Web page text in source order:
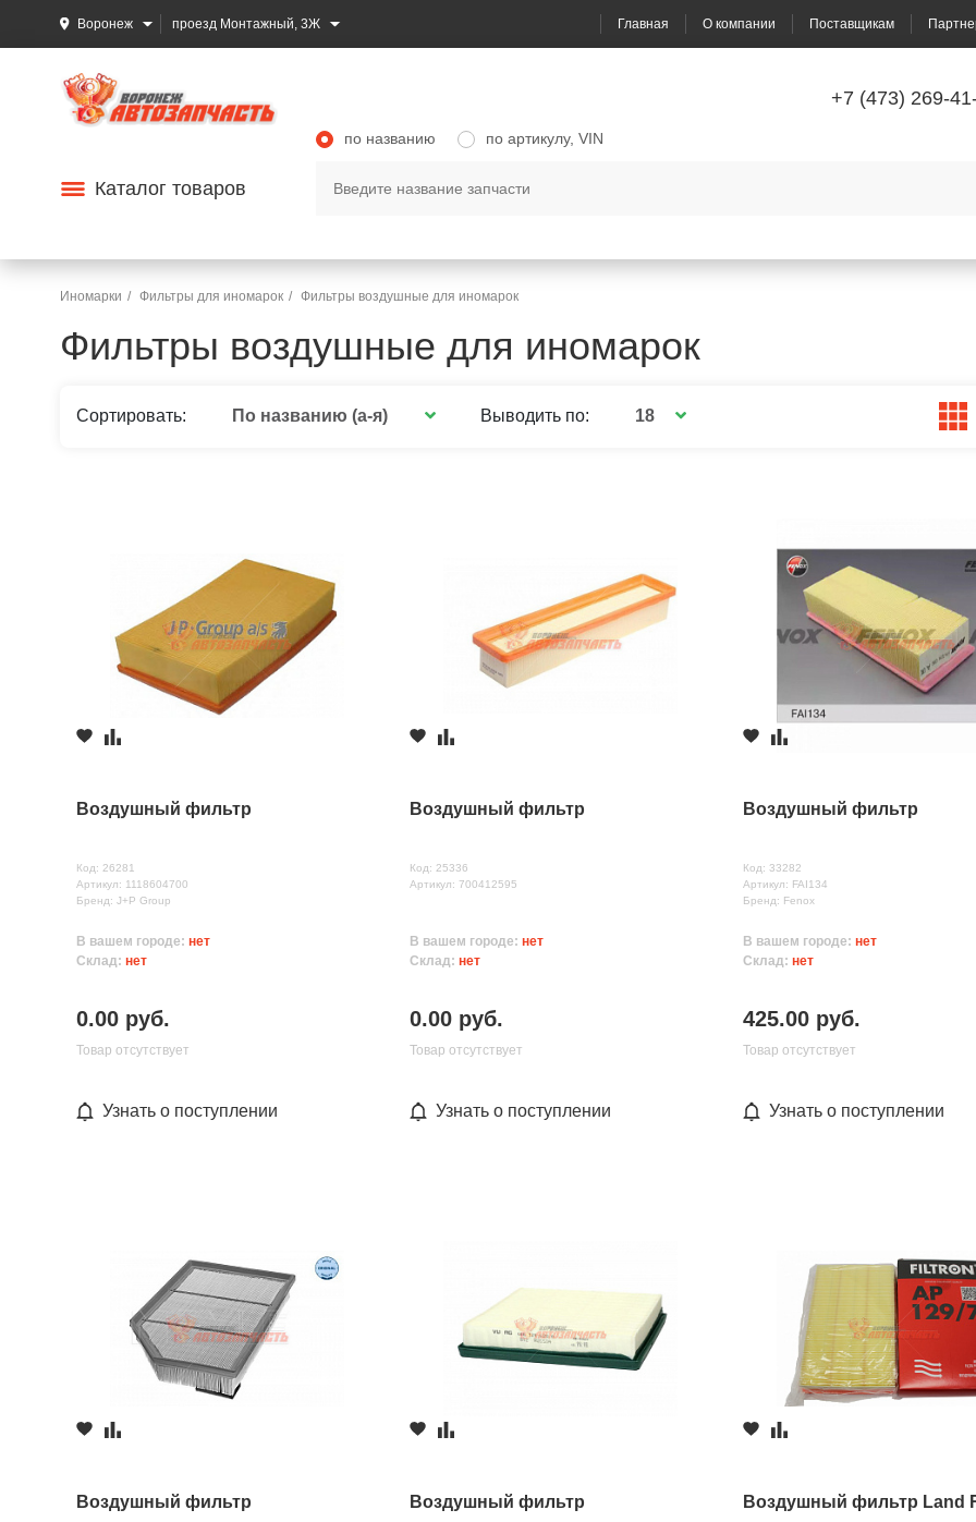
Воронеж проезд Монтажный, 3Ж Главная О компании Поставщикам
+7 (473) 269-
Каталог товаров
по названию по артикулу, VIN
Иномарки Фильтры для иномарок Фильтры воздушные для иномарок
Фильтры воздушные для иномарок
Сортировать: По названию (а-я) Выводить по: 18
Воздушный фильтр
Код: 26281
Артикул: 1118604700
Бренд: J+P Group
В вашем городе: нет
Склад: нет
0.00 руб.
Товар отсутствует
Узнать о поступлении
Воздушный фильтр
Код: 25336
Артикул: 700412595
В вашем городе:нет
Склад:нет
0.00 руб.
Товар отсутствует
Узнать о поступлении
Воздушный фильтр
Код: 33282
Артикул: FAI134
Бренд: Fenox
В вашем городе:нет
Склад:нет
425.00 руб.
Товар отсутствует
Узнать о поступлении
Воздушный фильтр Воздушный фильтр Воздушный фильтр Land